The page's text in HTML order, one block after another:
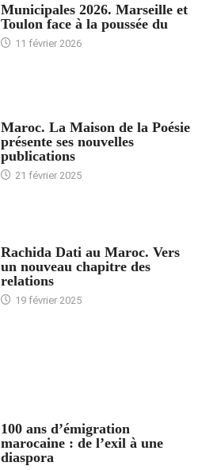
Municipales 2026. Marseille et
Toulon face à la poussée du
11 février 2026
Maroc. La Maison de la Poésie
présente ses nouvelles
publications
21 février 2025
Rachida Dati au Maroc. Vers
un nouveau chapitre des
relations
19 février 2025
100 ans d’émigration
marocaine : de l’exil à une
diaspora